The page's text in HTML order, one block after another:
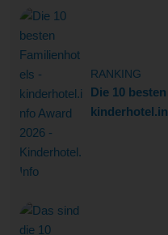
RANKING
Die 10